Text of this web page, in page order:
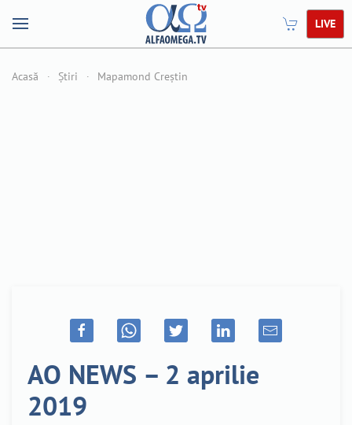
LIVE
Acasă Știri Mapamond Creștin
AO NEWS – 2 aprilie
2019